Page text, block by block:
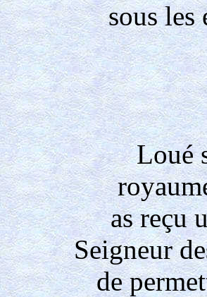
sous les
Loué
as reçu
Seigneur
de